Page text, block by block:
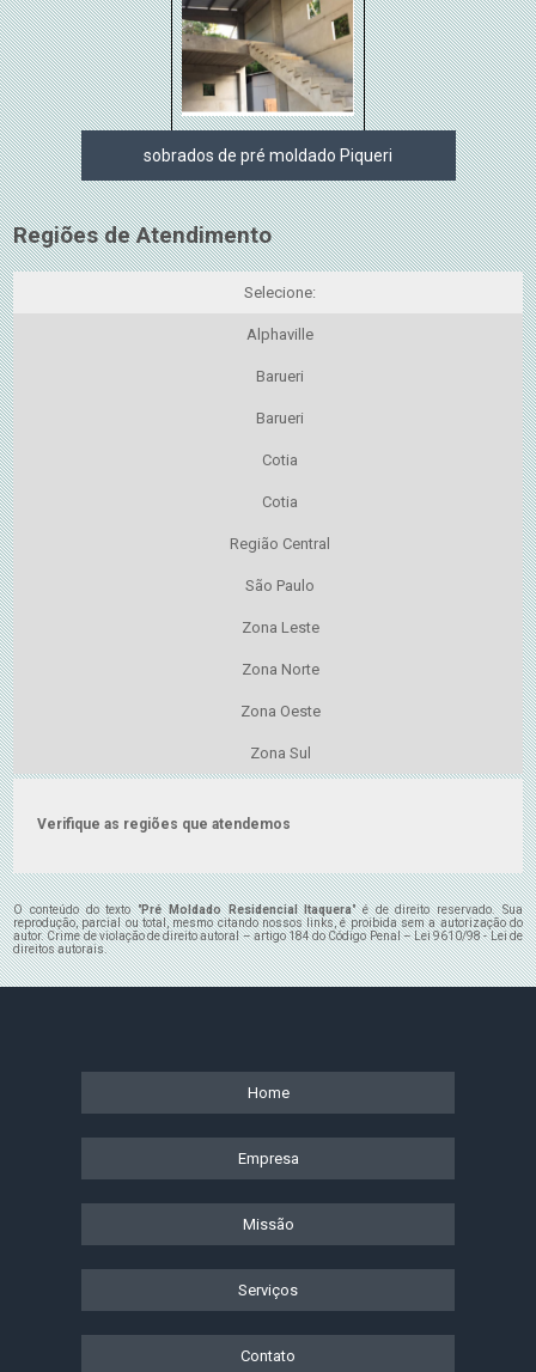
sobrados de pré moldado Piqueri
Regiões de Atendimento
Selecione:
Alphaville
Barueri
Barueri
Cotia
Cotia
Região Central
São Paulo
Zona Leste
Zona Norte
Zona Oeste
Zona Sul
Verifique as regiões que atendemos
O conteúdo do texto "Pré Moldado Residencial Itaquera" é de direito reservado. Sua
reprodução, parcial ou total, mesmo citando nossos links, é proibida sem a autorização do
autor. Crime de violação de direito autoral – artigo 184 do Código Penal –Lei 9610/98 - Lei de
direitos autorais.
Home
Empresa
Missão
Serviços
Contato